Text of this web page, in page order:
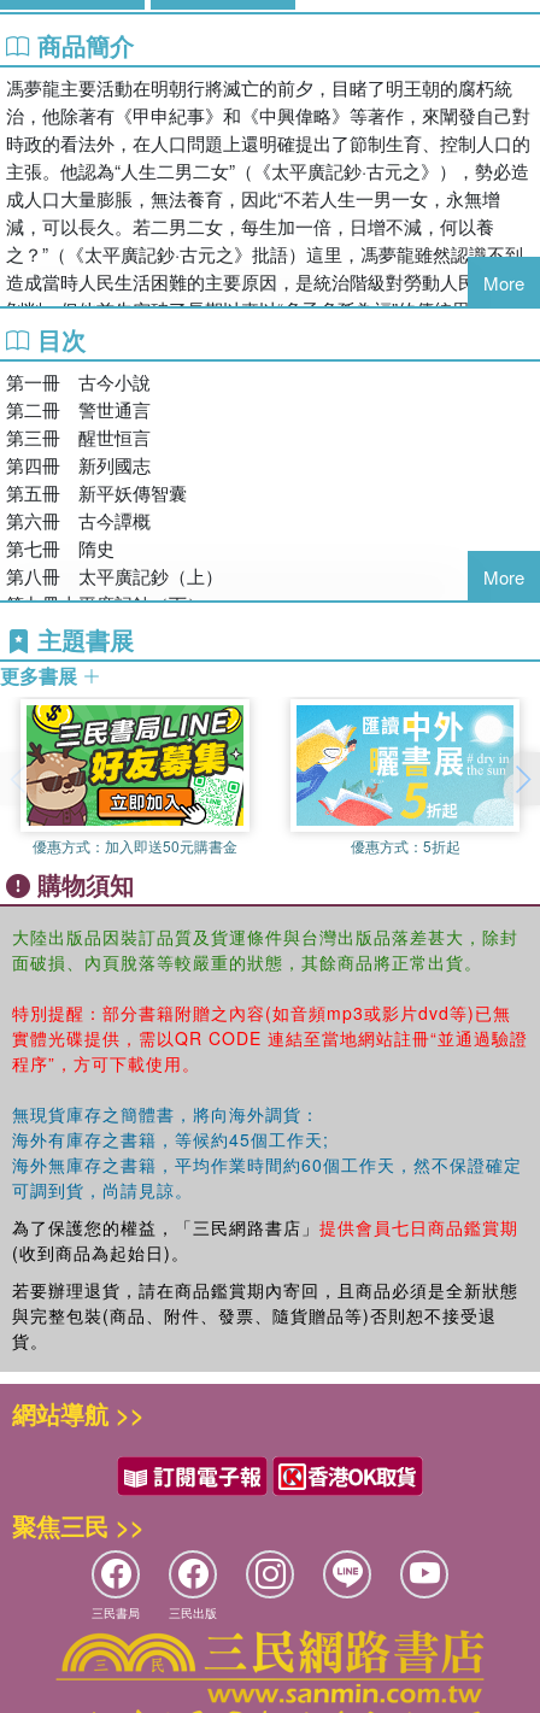
商品簡介
馮夢龍主要活動在明朝行將滅亡的前夕，目睹了明王朝的腐朽統
治，他除著有《甲申紀事》和《中興偉略》等著作，來闡發自己對
時政的看法外，在人口問題上還明確提出了節制生育、控制人口的
主張。他認為“人生二男二女”（《太平廣記鈔·古元之》），勢必造
成人口大量膨脹，無法養育，因此“不若人生一男一女，永無增
減，可以長久。若二男二女，每生加一倍，日增不減，何以養
之？”（《太平廣記鈔·古元之》批語）這里，馮夢龍雖然認識不到
造成當時人民生活困難的主要原因，是統治階級對勞動人民的殘酷
剝削，但他首先突破了長期以來以“多子多孫為福”的傳統思想，看
到了人口增長與生活資料增長的關系，提出了每對夫婦最好只生兩
個孩子的主張。
More
目次
第一冊 古今小說
第二冊 警世通言
第三冊 醒世恒言
第四冊 新列國志
第五冊 新平妖傳智囊
第六冊 古今譚概
第七冊 隋史
第八冊 太平廣記鈔（上）
第九冊太平廣記鈔（下）
第十冊 三教偶拈廣笑府
掛枝兒
山歌
折梅箋
牌經十三篇
馬吊腳例
太霞新奏
第十一冊 墨憨齋定本傳奇（上）
第十二冊 墨憨齋定本傳奇（下）
第十三冊 綱鑒統一（上）
第十四冊 綱鑒統一（下）
第十五冊 甲申紀事
壽寧待志
四書指月
第十六冊 春秋衡庫
第十七冊 麟經指月
第十八冊 春秋定旨參新（附錄馮夢龍年譜）
More
主題書展
更多書展
優惠方式： 加入即送50元購書金 優惠方式： 5折起
購物須知
大陸出版品因裝訂品質及貨運條件與台灣出版品落差甚大，除封
面破損、內頁脫落等較嚴重的狀態，其餘商品將正常出貨。
特別提醒：部分書籍附贈之內容(如音頻mp3或影片dvd等)已無
實體光碟提供，需以QR CODE 連結至當地網站註冊“並通過驗證
程序”，方可下載使用。
無現貨庫存之簡體書，將向海外調貨：
海外有庫存之書籍，等候約45個工作天;
海外無庫存之書籍，平均作業時間約60個工作天，然不保證確定
可調到貨，尚請見諒。
為了保護您的權益，「三民網路書店」 提供會員七日商品鑑賞期
(收到商品為起始日)。
若要辦理退貨，請在商品鑑賞期內寄回，且商品必須是全新狀態
與完整包裝(商品、附件、發票、隨貨贈品等)否則恕不接受退
貨。
網站導航 >>
聚焦三民 >>
三民書局 三民出版